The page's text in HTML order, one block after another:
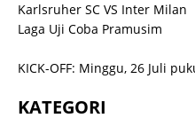
Karlsruher SC VS Inter Milan
Laga Uji Coba Pramusim
KICK-OFF: Minggu, 26 Juli
KATEGORI